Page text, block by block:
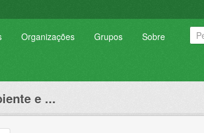
Organizações Grupos Sobre
e ...